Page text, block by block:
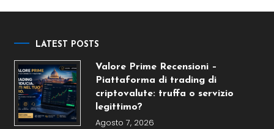
LATEST POSTS
Valore Prime Recensioni –
Piattaforma di trading di
criptovalute: truffa o servizio
legittimo?
Agosto 7, 2026